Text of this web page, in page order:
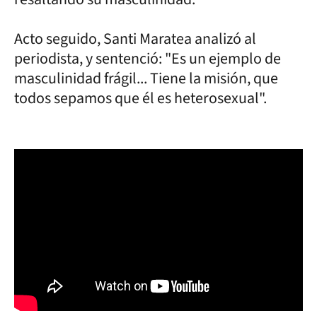
Acto seguido, Santi Maratea analizó al
periodista, y sentenció: "Es un ejemplo de
masculinidad frágil... Tiene la misión, que
todos sepamos que él es heterosexual".